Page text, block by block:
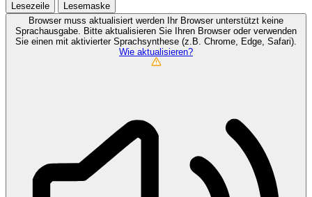
Lesezeile
Lesemaske
Browser muss aktualisiert werden
Ihr Browser unterstützt keine
Sprachausgabe. Bitte aktualisieren Sie Ihren Browser oder verwenden
Sie einen mit aktivierter Sprachsynthese (z.B. Chrome, Edge, Safari).
Wie aktualisieren?